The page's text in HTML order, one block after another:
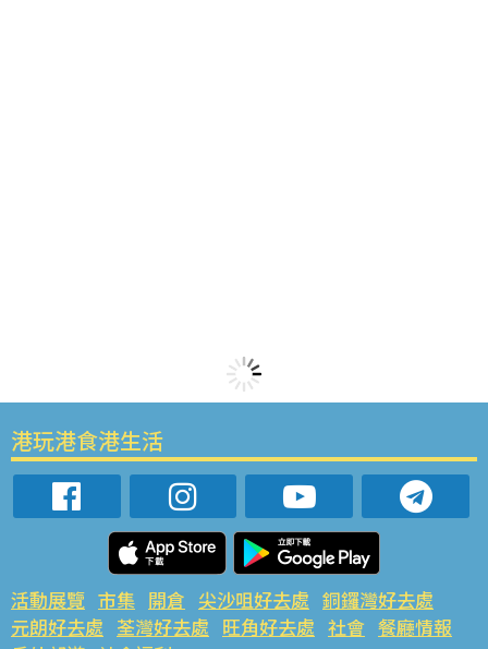
港玩港食港生活
活動展覽 市集 開倉 尖沙咀好去處 銅鑼灣好去處
元朗好去處 荃灣好去處 旺角好去處 社會 餐廳情報